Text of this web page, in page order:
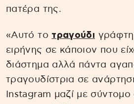
πατέρα της.
«Αυτό το τραγούδι
ειρήνης σε κάποιον που
διάστημα αλλά πάντα
τραγουδίστρια σε
Instagram μαζί με